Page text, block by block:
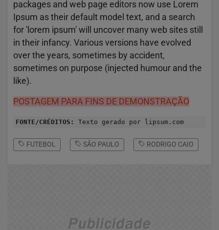
packages and web page editors now use Lorem
Ipsum as their default model text, and a search
for 'lorem ipsum' will uncover many web sites still
in their infancy. Various versions have evolved
over the years, sometimes by accident,
sometimes on purpose (injected humour and the
like).
POSTAGEM PARA FINS DE DEMONSTRAÇÃO
FONTE/CRÉDITOS: Texto gerado por lipsum.com
FUTEBOL SÃO PAULO RODRIGO CAIO